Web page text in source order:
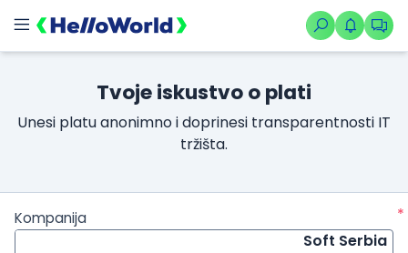
Tvoje iskustvo o plati
Unesi platu anonimno i doprinesi transparentnosti IT
tržišta.
Kompanija
*
Soft Serbia